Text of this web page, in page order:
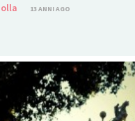
13 ANNI AGO